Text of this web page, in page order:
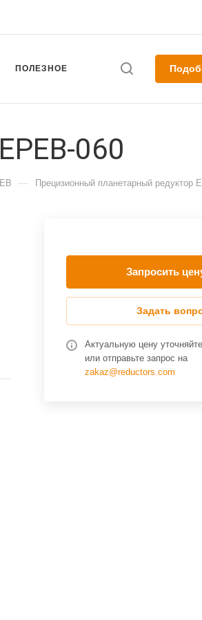
ПОЛЕЗНОЕ
060
— Прецизионный планетарный редуктор
Запросить
Задать
Актуальную цену
или отправьте запрос на
zakaz@reductors.com